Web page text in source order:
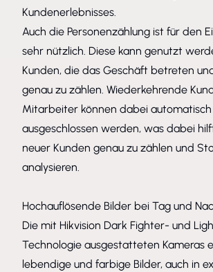
Kundenerlebnisses.
Auch die Personenzählung ist für den
sehr nützlich. Diese kann genutzt
Kunden, die das Geschäft betreten
genau zu zählen. Wiederkehrende
Mitarbeiter können dabei automatisch
ausgeschlossen werden, was dabei
neuer Kunden genau zu zählen und
analysieren.
Hochauflösende Bilder bei Tag und
Die mit Hikvision Dark Fighter- und
Technologie ausgestatteten Kameras
lebendige und farbige Bilder, auch in